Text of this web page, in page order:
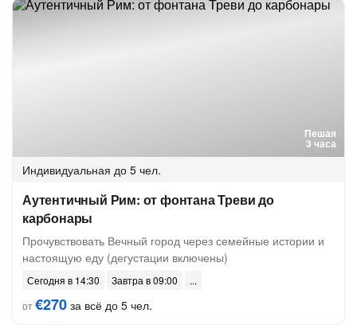
Пешая
3 часа
Индивидуальная до 5 чел.
Аутентичный Рим: от фонтана Треви до
карбонары
Прочувствовать Вечный город через семейные истории и
настоящую еду (дегустации включены)
Сегодня в 14:30
Завтра в 09:00
от€270 за всё до 5 чел.